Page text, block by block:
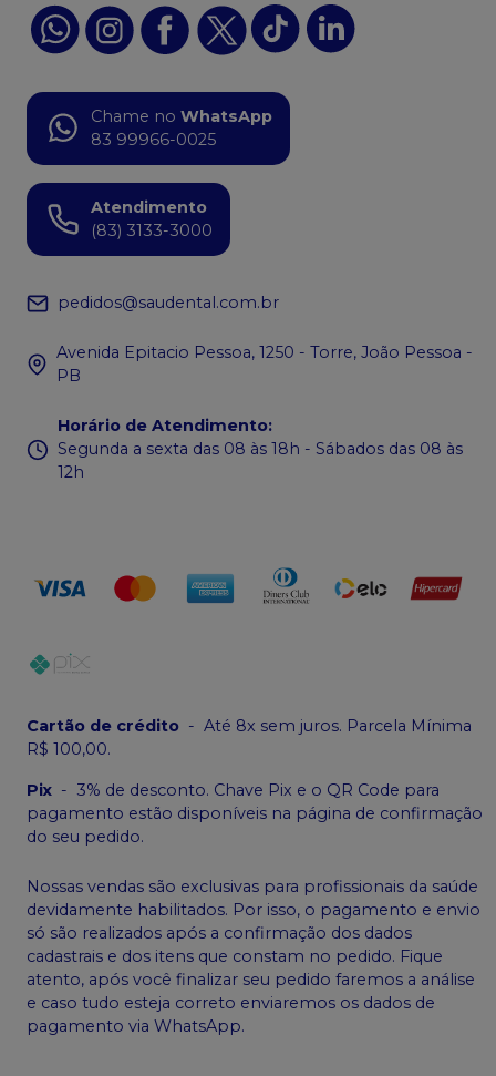
Chame no WhatsApp
83 99966-0025
Atendimento
(83) 3133-3000
pedidos@saudental.com.br
Avenida Epitacio Pessoa, 1250 - Torre, João Pessoa -
PB
Horário de Atendimento:
Segunda a sexta das 08 às 18h - Sábados das 08 às
12h
Cartão de crédito - Até 8x sem juros. Parcela Mínima
R$ 100,00.
Pix - 3% de desconto. Chave Pix e o QR Code para
pagamento estão disponíveis na página de confirmação
do seu pedido.
Nossas vendas são exclusivas para profissionais da saúde
devidamente habilitados. Por isso, o pagamento e envio
só são realizados após a confirmação dos dados
cadastrais e dos itens que constam no pedido. Fique
atento, após você finalizar seu pedido faremos a análise
e caso tudo esteja correto enviaremos os dados de
pagamento via WhatsApp.